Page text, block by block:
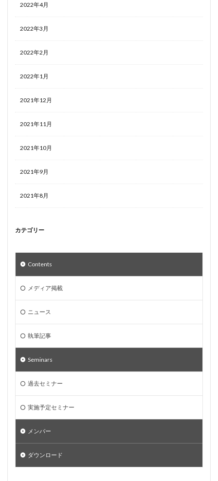
2022年4月
2022年3月
2022年2月
2022年1月
2021年12月
2021年11月
2021年10月
2021年9月
2021年8月
カテゴリー
Contents
メディア掲載
ニュース
執筆記事
Seminars
過去セミナー
実施予定セミナー
メンバー
ダウンロード